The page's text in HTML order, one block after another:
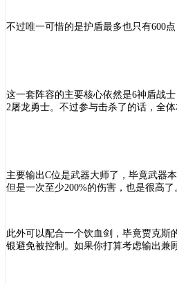
不过唯一可惜的是护盾最多也只有600
这一套阵容的主要核心依然是6神盾战
2屠龙勇士。不过参与击杀了的话，全
主要输出C位是武器大师了，毕竟武器
但是一次至少200%的伤害，也是很高
此外可以配合一个饮血剑，毕竟贾克斯
银避免被控制。如果你打算考虑输出兼